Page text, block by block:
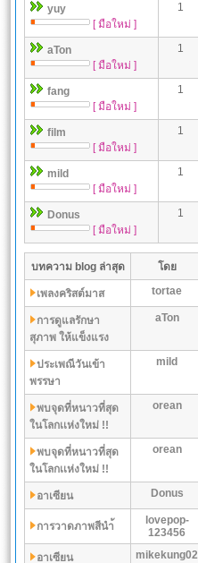
yuy
[ มือใหม่ ]
1
aTon
[ มือใหม่ ]
1
fang
[ มือใหม่ ]
1
film
[ มือใหม่ ]
1
mild
[ มือใหม่ ]
1
Donus
[ มือใหม่ ]
1
บทความ blog ล่าสุด โดย
เพลงคริสต์มาส tortae
การดูแลรักษา
สุภาพ ให้แข็งแรง
aTon
ประเพณีวันเข้า
พรรษา
mild
พบจุดที่หนาวที่สุด
ในโลกเเห่งใหม่ !!
orean
พบจุดที่หนาวที่สุด
ในโลกเเห่งใหม่ !!
orean
อาเซียน Donus
การวาดภาพสีนำ้
lovepop-
123456
อาเซียน
mikekung02